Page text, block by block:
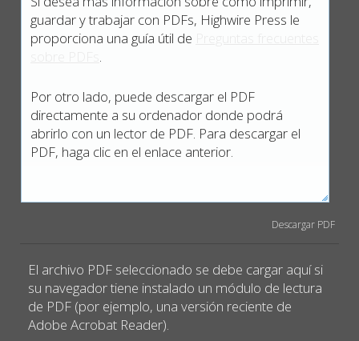
guardar y trabajar con PDFs, Highwire Press le
proporciona una guía útil de
.
Por otro lado, puede descargar el PDF
directamente a su ordenador donde podrá
abrirlo con un lector de PDF. Para descargar el
PDF, haga clic en el enlace anterior.
Descargar PDF
El archivo PDF seleccionado se debe cargar aquí si
su navegador tiene instalado un módulo de lectura
de PDF (por ejemplo, una versión reciente de
Adobe Acrobat Reader).